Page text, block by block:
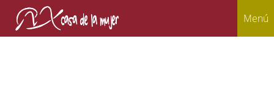
Menú